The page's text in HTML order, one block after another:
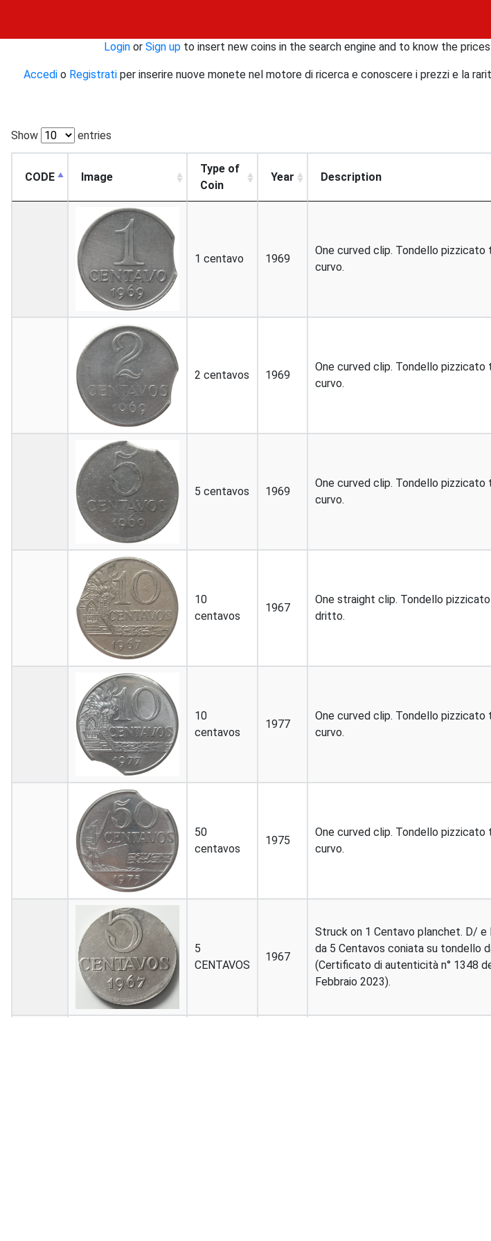
Login or Sign up to insert new coins in the search engine and to know the
Accedio Registratiper inserire nuove monete nel motore di ricerca e conoscere i prezzi e la
Show entries
CODE Image
Type of
Coin
Year Description
1 centavo 1969
One curved clip. Tondello pizzicato
curvo.
2 centavos 1969
One curved clip. Tondello pizzicato
curvo.
5 centavos 1969
One curved clip. Tondello pizzicato
curvo.
10
centavos
1967
One straight clip. Tondello
dritto.
10
centavos
1977
One curved clip. Tondello pizzicato
curvo.
50
centavos
1975
One curved clip. Tondello pizzicato
curvo.
5
CENTAVOS
1967
Struck on 1 Centavo planchet. D/ e
da 5 Centavos coniata su tondello
(Certificato di autenticità n° 1348
Febbraio 2023).